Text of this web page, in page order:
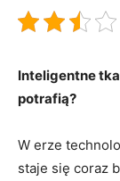
Inteligentne
potrafią?
W erze
staje się coraz